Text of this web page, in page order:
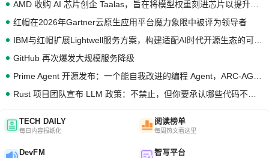
红帽在2026年Gartner云原生应用平台魔力象限中被评为领导者
GitHub 再次爆发大规模服务降级
TECH DAILY
每日内容报纸化
阅读榜单
每周热文看这里
DevFM 智写平台